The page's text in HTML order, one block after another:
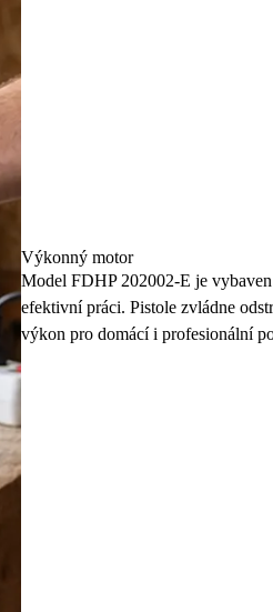
Výkonný motor
Model FDHP 202002-E je
efektivní práci. Pistole zvládne
výkon pro domácí i profesionální